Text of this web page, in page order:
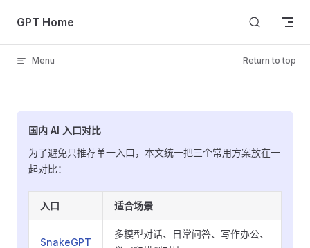
Skip to content
GPT Home
Menu Return to top
国内 AI 入口对比
为了避免只推荐单一入口，本文统一把三个常用方案放在一
起对比：
入口 适合场景
SnakeGPT
多模型对话、日常问答、写作办公、